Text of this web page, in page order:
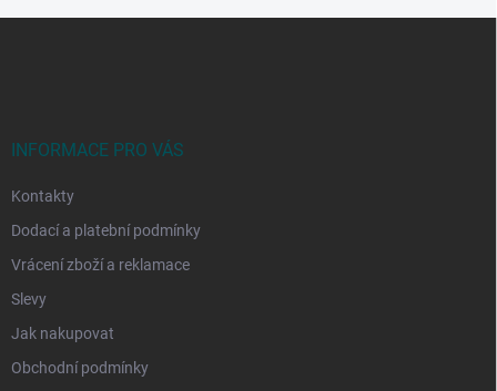
INFORMACE PRO VÁS
Kontakty
Dodací a platební podmínky
Vrácení zboží a reklamace
Slevy
Jak nakupovat
Obchodní podmínky